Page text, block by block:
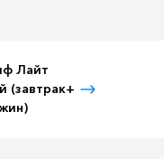
Лайт
(завтрак+